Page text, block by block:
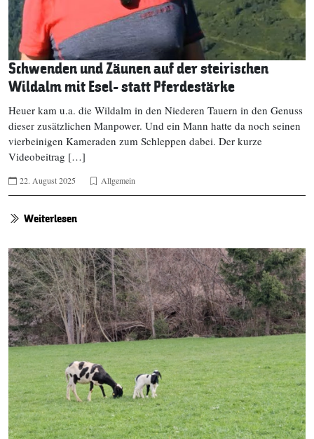
Schwenden und Zäunen auf der steirischen
Wildalm mit Esel- statt Pferdestärke
Heuer kam u.a. die Wildalm in den Niederen Tauern in den Genuss
dieser zusätzlichen Manpower. Und ein Mann hatte da noch seinen
vierbeinigen Kameraden zum Schleppen dabei. Der kurze
Videobeitrag […]
22. August 2025 Allgemein
Weiterlesen